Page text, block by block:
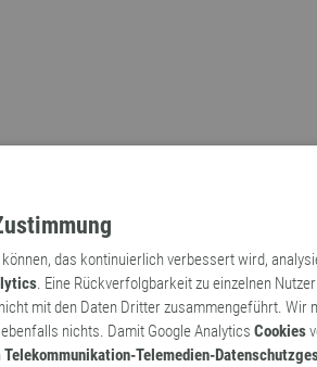
das kontinuierlich verbessert wird,
. Eine Rückverfolgbarkeit zu einzelnen
mit den Daten Dritter zusammengeführt. Wir
nichts. Damit Google Analytics Cookies
Telekommunikation-Telemedien-
Markennamen